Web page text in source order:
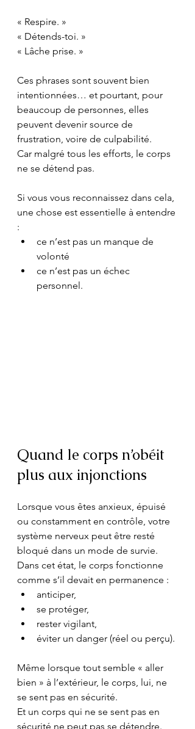
« Respire. »
« Détends-toi. »
« Lâche prise. »
Ces phrases sont souvent bien
intentionnées… et pourtant, pour
beaucoup de personnes, elles
peuvent devenir source de
frustration, voire de culpabilité.
Car malgré tous les efforts, le corps
ne se détend pas.
Si vous vous reconnaissez dans cela,
une chose est essentielle à entendre
:
ce n’est pas un manque de
volonté
ce n’est pas un échec
personnel.
Quand le corps n’obéit
plus aux injonctions
Lorsque vous êtes anxieux, épuisé
ou constamment en contrôle, votre
système nerveux peut être resté
bloqué dans un mode de survie.
Dans cet état, le corps fonctionne
comme s’il devait en permanence :
anticiper,
se protéger,
rester vigilant,
éviter un danger (réel ou perçu).
Même lorsque tout semble « aller
bien » à l’extérieur, le corps, lui, ne
se sent pas en sécurité.
Et un corps qui ne se sent pas en
sécurité ne peut pas se détendre.